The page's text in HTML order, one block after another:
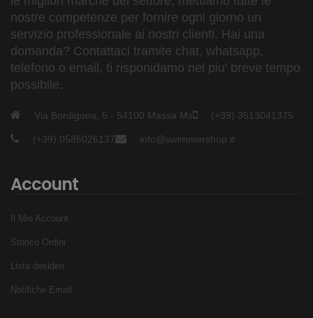
Blocco ferma elastico completamente in plastica - non
arrugginisce come i normali ferma elastico con molla in
metallo
Tessuto sintetico più morbido - meno irritante sulla pelle
Dimensioni adatte alle necessità di allenamento - la
maggior parte delle borse a rete sono di taglie diverse e
perfezionare le dimensioni e renderle efficaci). Se le
adeguata a causa dell'eccessivo attrito. Viceversa con
borse troppo piccole il carico di lavoro non sarebbe
sufficiente per sviluppare miglioramenti.
nostre competenze per fornire ogni giorno un
servizio professionale ai nostri clienti. Hai una
domanda? Contattaci tramite chat, whatsapp,
telefono o email, ti risponidamo nel piu' breve tempo
possibile.
Via Bordigona, 5 - 54100 Massa Ms (+39) 3513041375
(+39) 0585026137 info@swimmershop.it
Account
Il Mio Account
Storico Ordini
Lista desideri
Notifiche Email